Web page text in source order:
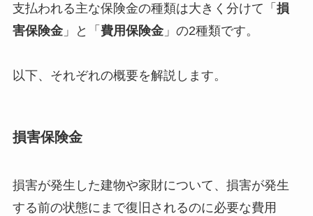
支払われる主な保険金の種類は大きく分けて「 損
害保険金」と「 費用保険金」の2種類です。
以下、それぞれの概要を解説します。
損害保険金
損害が発生した建物や家財について、損害が発生
する前の状態にまで復旧されるのに必要な費用